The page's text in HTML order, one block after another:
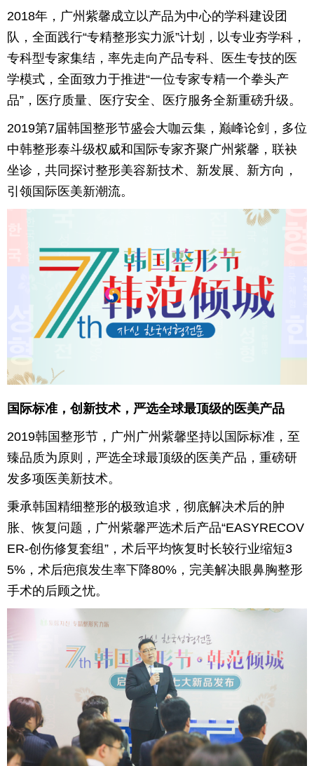
化
2018年，广州紫馨成立以产品为中心的学科建设团
队，全面践行“专精整形实力派”计划，以专业夯学科，
专科型专家集结，率先走向产品专科、医生专技的医
学模式，全面致力于推进“一位专家专精一个拳头产
品”，医疗质量、医疗安全、医疗服务全新重磅升级。
2019第7届韩国整形节盛会大咖云集，巅峰论剑，多位
中韩整形泰斗级权威和国际专家齐聚广州紫馨，联袂
坐诊，共同探讨整形美容新技术、新发展、新方向，
引领国际医美新潮流。
国际标准，创新技术，严选全球最顶级的医美产品
2019韩国整形节，广州广州紫馨坚持以国际标准，至
臻品质为原则，严选全球最顶级的医美产品，重磅研
发多项医美新技术。
秉承韩国精细整形的极致追求，彻底解决术后的肿
胀、恢复问题，广州紫馨严选术后产品“EASYRECOV
ER-创伤修复套组”，术后平均恢复时长较行业缩短3
5%，术后疤痕发生率下降80%，完美解决眼鼻胸整形
手术的后顾之忧。